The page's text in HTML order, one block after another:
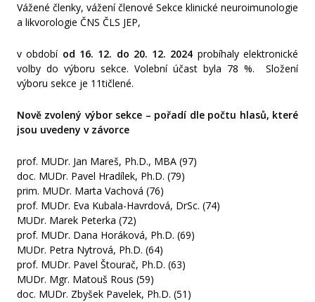
Vážené členky, vážení členové Sekce klinické neuroimunologie
a likvorologie ČNS ČLS JEP,
v období od 16. 12. do 20. 12. 2024 probíhaly elektronické
volby do výboru sekce. Volební účast byla 78 %. Složení
výboru sekce je 11tičlené.
Nově zvolený výbor sekce – pořadí dle počtu hlasů, které
jsou uvedeny v závorce
prof. MUDr. Jan Mareš, Ph.D., MBA (97)
doc. MUDr. Pavel Hradílek, Ph.D. (79)
prim. MUDr. Marta Vachová (76)
prof. MUDr. Eva Kubala-Havrdová, DrSc. (74)
MUDr. Marek Peterka (72)
prof. MUDr. Dana Horáková, Ph.D. (69)
MUDr. Petra Nytrová, Ph.D. (64)
prof. MUDr. Pavel Štourač, Ph.D. (63)
MUDr. Mgr. Matouš Rous (59)
doc. MUDr. Zbyšek Pavelek, Ph.D. (51)